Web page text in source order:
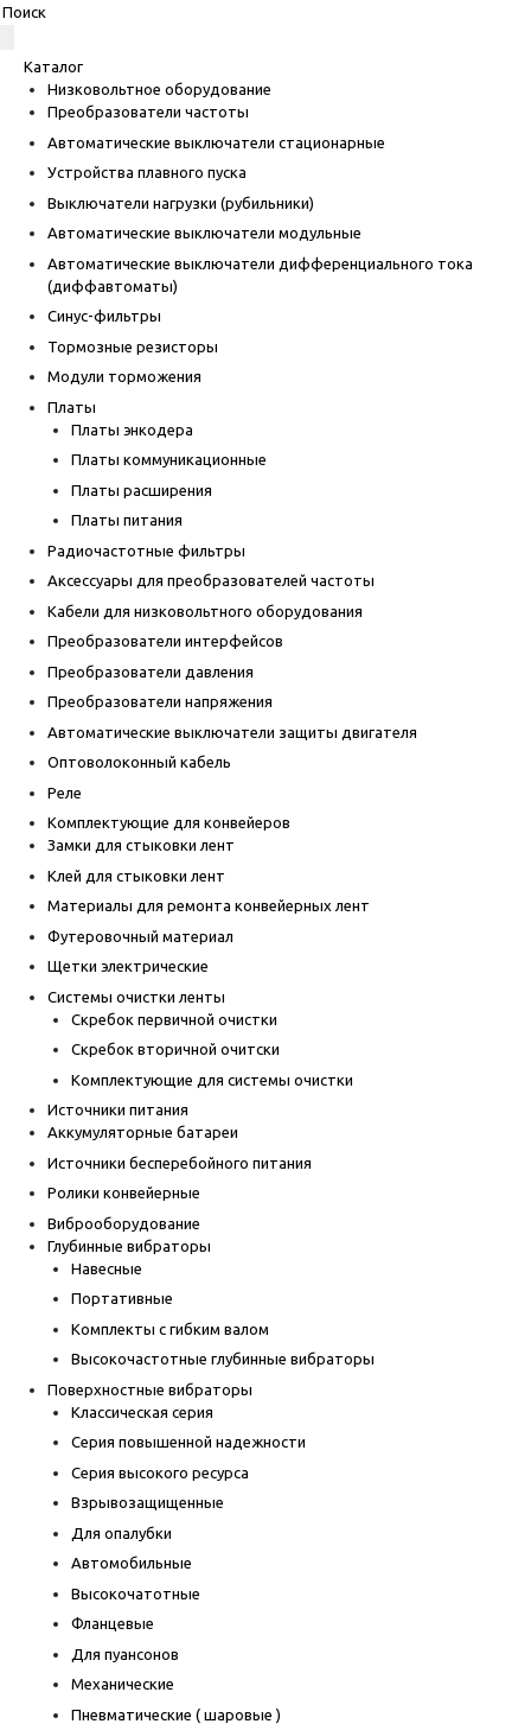
Каталог
Низковольтное оборудование
Преобразователи частоты
Автоматические выключатели стационарные
Устройства плавного пуска
Выключатели нагрузки (рубильники)
Автоматические выключатели модульные
Автоматические выключатели дифференциального тока
(диффавтоматы)
Синус-фильтры
Тормозные резисторы
Модули торможения
Платы
Платы энкодера
Платы коммуникационные
Платы расширения
Платы питания
Радиочастотные фильтры
Аксессуары для преобразователей частоты
Кабели для низковольтного оборудования
Преобразователи интерфейсов
Преобразователи давления
Преобразователи напряжения
Автоматические выключатели защиты двигателя
Оптоволоконный кабель
Реле
Комплектующие для конвейеров
Замки для стыковки лент
Клей для стыковки лент
Материалы для ремонта конвейерных лент
Футеровочный материал
Щетки электрические
Системы очистки ленты
Скребок первичной очистки
Скребок вторичной очитски
Комплектующие для системы очистки
Источники питания
Аккумуляторные батареи
Источники бесперебойного питания
Ролики конвейерные
Виброоборудование
Глубинные вибраторы
Навесные
Портативные
Комплекты с гибким валом
Высокочастотные глубинные вибраторы
Поверхностные вибраторы
Классическая серия
Серия повышенной надежности
Серия высокого ресурса
Взрывозащищенные
Для опалубки
Автомобильные
Высокочатотные
Фланцевые
Для пуансонов
Механические
Пневматические ( шаровые )